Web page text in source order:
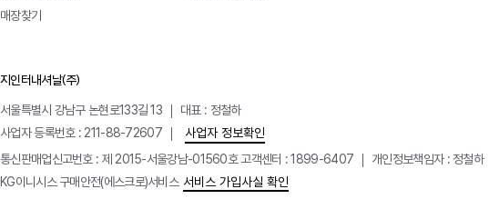
매장찾기
지인터내셔날(주)
서울특별시 강남구 논현로133길 13
대표 : 정철하
사업자 등록번호 : 211-88-72607
사업자 정보확인
통신판매업신고번호 : 제 2015-서울강남-01560호 고객센터 : 1899-6407
개인정보책임자 : 정철하
KG이니시스 구매안전(에스크로)서비스 서비스 가입사실 확인